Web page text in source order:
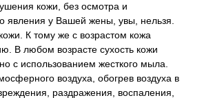
кожи, без осмотра и
явления у Вашей жены, увы, нельзя.
К тому же с возрастом кожа
В любом возрасте сухость кожи
с использованием жесткого мыла.
воздуха, обогрев воздуха в
раздражения, воспаления,